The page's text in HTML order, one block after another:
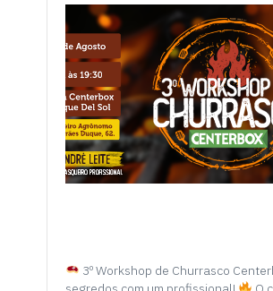
3º Workshop de Churrasco